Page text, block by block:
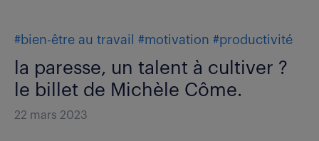
#bien-être au travail #motivation #productivité
la paresse, un talent à cultiver ?
le billet de Michèle Côme.
22 mars 2023